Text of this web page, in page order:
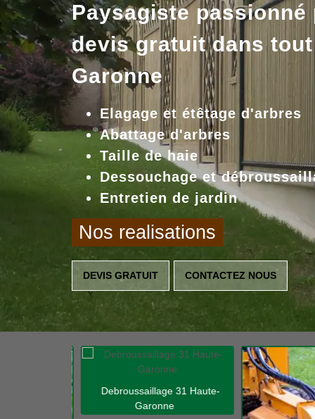
Paysagiste passionné
devis gratuit dans tout
Garonne
Elagage et étêtage d'arbres
Abattage d'arbres
Taille de haie
Dessouchage et
Entretien de jardin
Nos realisations
DEVIS GRATUIT CONTACTEZ NOUS
Debroussaillage 31 Haute-
Garonne